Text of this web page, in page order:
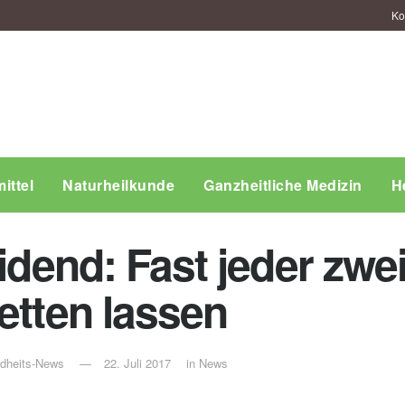
Naturheilkunde Ganzheitliche Medizin
Fast jeder
lassen
News 22. Juli 2017 in News